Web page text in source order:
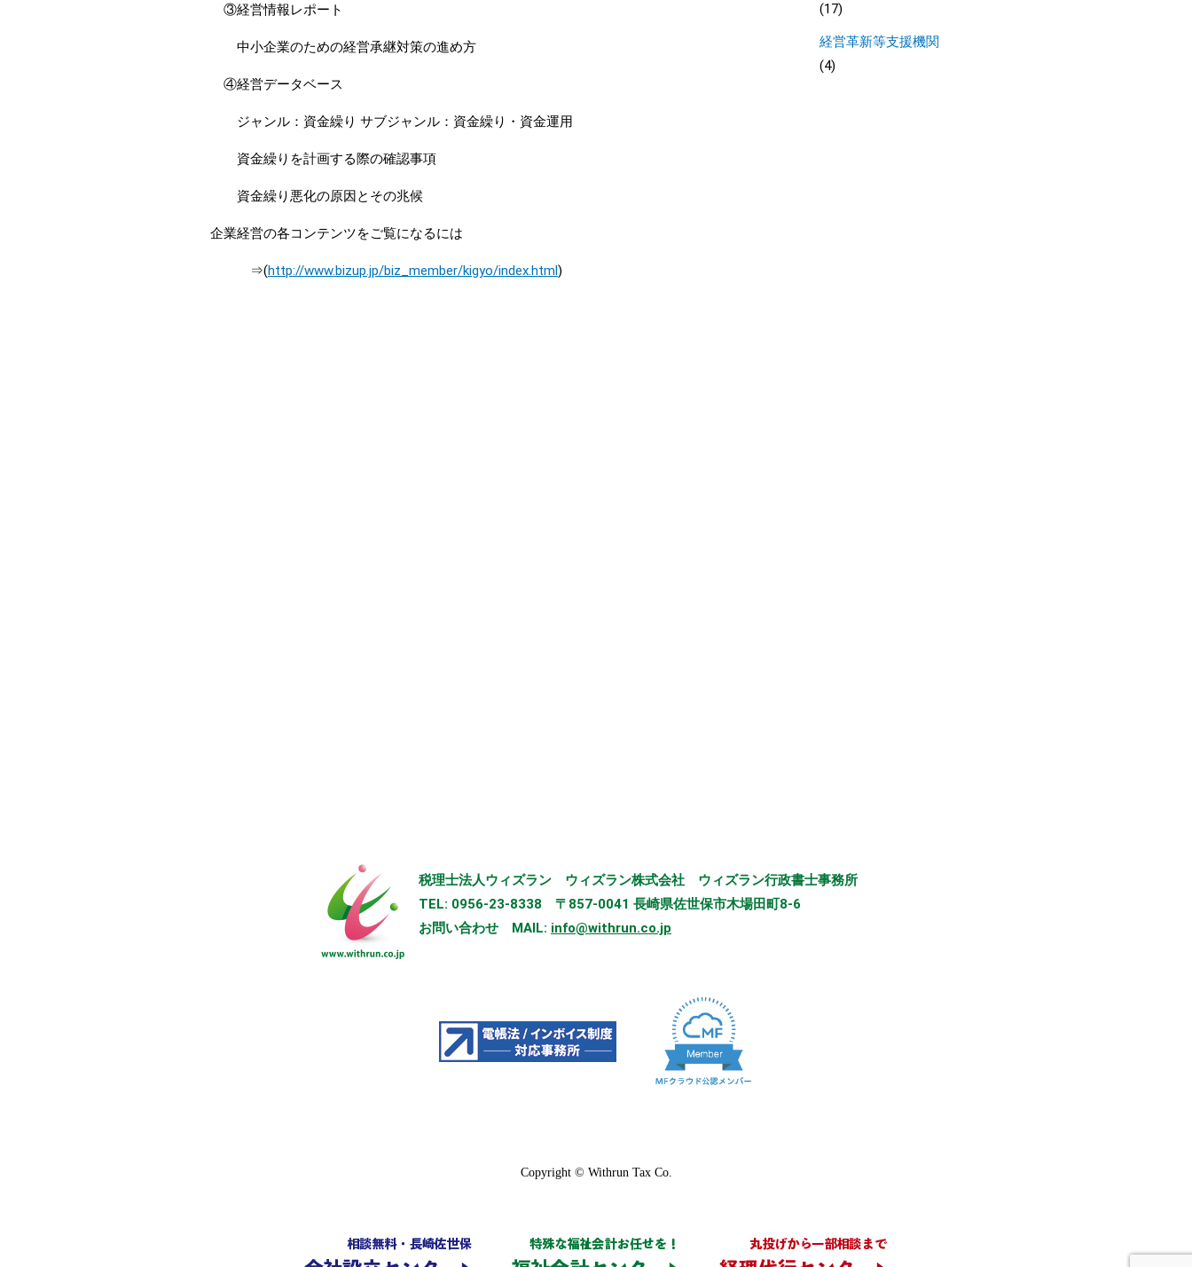
③経営情報レポート
中小企業のための経営承継対策の進め方
④経営データベース
ジャンル：資金繰り サブジャンル：資金繰り・資金運用
資金繰りを計画する際の確認事項
資金繰り悪化の原因とその兆候
企業経営の各コンテンツをご覧になるには
⇒(http://www.bizup.jp/biz_member/kigyo/index.html)
(17)
経営革新等支援機関
(4)
税理士法人ウィズラン ウィズラン株式会社 ウィズラン行政書士事務所
TEL: 0956-23-8338 〒857-0041 長崎県佐世保市木場田町8-6
お問い合わせ MAIL: info@withrun.co.jp
Copyright © Withrun Tax Co.